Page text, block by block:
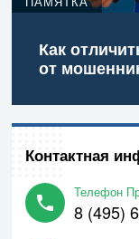
Как
от
Контактная
Телефон
8 (495)